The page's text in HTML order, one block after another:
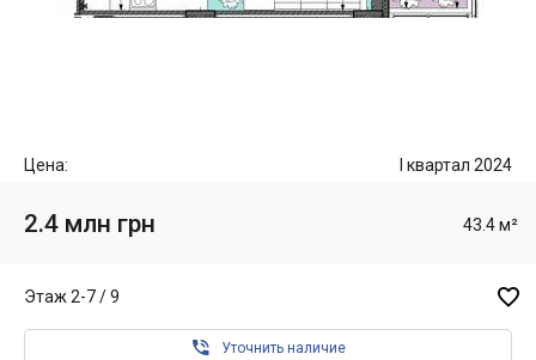
Цена: I квартал 2024
2.4 млн грн 43.4 м²
Этаж 2-7 / 9 
 Уточнить наличие